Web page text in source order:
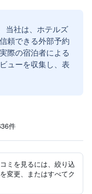
当社は、ホテルズ
頼できる外部予約
際の宿泊者による
ューを収集し、表
件
ミを見るには、絞り込
変更、またはすべてク